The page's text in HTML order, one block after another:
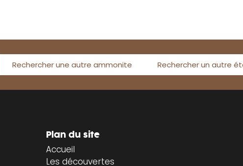
Rechercher une autre ammonite Rechercher un autre
Plan du site
Accueil
Les découvertes